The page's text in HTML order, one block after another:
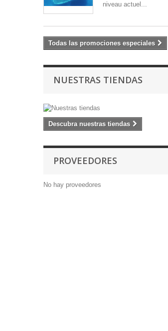
niveau actuel...
Todas las promociones especiales
NUESTRAS TIENDAS
Descubra nuestras tiendas
PROVEEDORES
No hay proveedores